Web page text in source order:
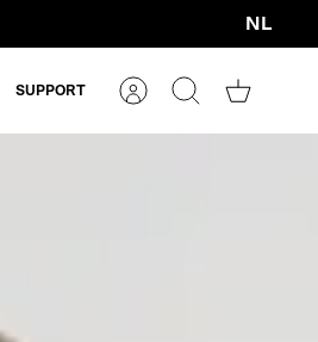
Valuta
NL
SUPPORT
AccountZoeken